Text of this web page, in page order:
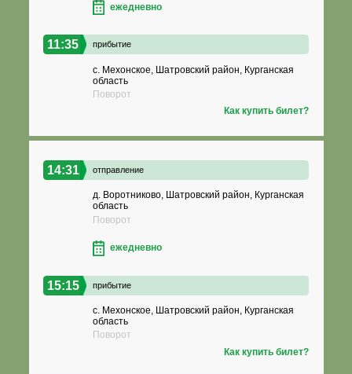
ежедневно
11:35 прибытие
с. Мехонское, Шатровский район, Курганская
область
Поворот
Как купить билет?
14:31 отправление
д. Воротниково, Шатровский район, Курганская
область
Поворот
ежедневно
15:15 прибытие
с. Мехонское, Шатровский район, Курганская
область
Поворот
Как купить билет?